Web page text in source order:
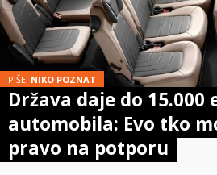
PIŠE: NIKO POZNAT
Država daje do
automobila: Evo tko
pravo na potporu